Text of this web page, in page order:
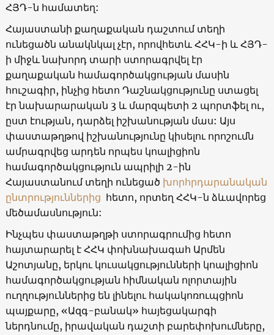
ՀՅԴ-ն համատեղ:
Հայաստանի քաղաքական դաշտում տեղի
ունեցածն անակնկալ չէր, որովհետև ՀՀԿ-ի և ՀՅԴ-
ի միջև նախորդ տարի ստորագրվել էր
քաղաքական համագործակցության մասին
հուշագիր, ինչից հետո Դաշնակցությունը ստացել
էր նախարարական 3 և մարզպետի 2 պորտֆել ու,
ըստ էության, դարձել իշխանության մաս: Այս
փաստաթղթով իշխանությունը կիսելու որոշումն
ամրագրվեց արդեն որպես կոալիցիոն
համագործակցություն ապրիլի 2-ին
Հայաստանում տեղի ունեցած խորհրդարանական
ընտրություններից հետո, որտեղ ՀՀԿ-ն ձևավորեց
մեծամասնություն:
Ինչպես փաստաթղթի ստորագրումից հետո
հայտարարել է ՀՀԿ փոխնախագահ Արմեն
Աշոտյանը, երկու կուսակցությունների կոալիցիոն
համագործակցության հիմնական ոլորտային
ուղղություններից են լինելու հակակոռուպցիոն
պայքարը, «Ազգ-բանակ» հայեցակարգի
ներդնումը, իրավական դաշտի բարեփոխումները,